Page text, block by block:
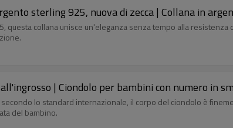
sterling 925, nuova di zecca | Collana in
questa collana unisce un'eleganza senza tempo alla
| Ciondolo per bambini con numero in
lo standard internazionale, il corpo del ciondolo è
del bambino.